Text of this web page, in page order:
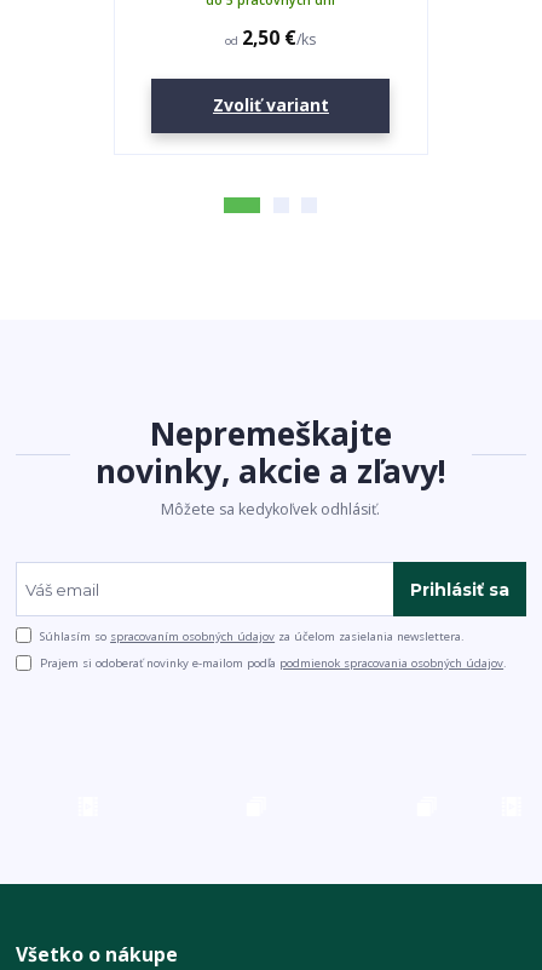
od 2,50 €/ks
Zvoliť variant
Nepremeškajte
novinky, akcie a zľavy!
Môžete sa kedykoľvek odhlásiť.
Prihlásiť sa
Súhlasím so spracovaním osobných údajov za účelom zasielania newslettera.
Prajem si odoberať novinky e-mailom podľa podmienok spracovania osobných údajov.
Všetko o nákupe